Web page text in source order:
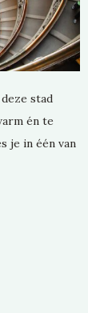
stad
én te
je in één van